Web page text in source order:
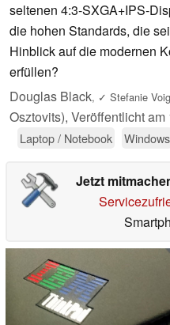
seltenen 4:3-SXGA+IPS-
die hohen Standards, die
Hinblick auf die modernen
erfüllen?
Douglas Black, ✓ Stefanie
Osztovits), Veröffentlicht am
Laptop / Notebook Windows
Jetzt